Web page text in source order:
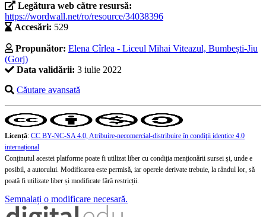
Legătura web către resursă:
https://wordwall.net/ro/resource/34038396
Accesări: 529
Propunător: Elena Cîrlea - Liceul Mihai Viteazul, Bumbești-Jiu
(Gorj)
Data validării: 3 iulie 2022
Căutare avansată
Licență: CC BY-NC-SA 4.0, Atribuire-necomercial-distribuire în condiţii identice 4.0
internațional
Conținutul acestei platforme poate fi utilizat liber cu condiția menționării sursei și, unde e
posibil, a autorului. Modificarea este permisă, iar operele derivate trebuie, la rândul lor, să
poată fi utilizate liber și modificate fără restricții.
Semnalați o modificare necesară.